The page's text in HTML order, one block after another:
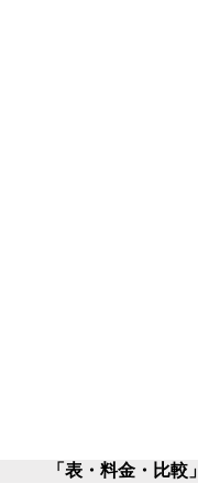
「表・料金・比較」